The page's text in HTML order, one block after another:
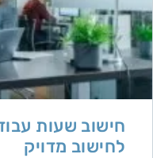
חישוב שעות
לחישוב מדויק